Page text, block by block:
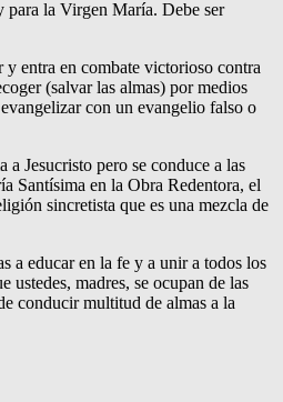
para la Virgen María. Debe ser
y entra en combate victorioso contra
(salvar las almas) por medios
con un evangelio falso o
Jesucristo pero se conduce a las
Santísima en la Obra Redentora, el
sincretista que es una mezcla de
a educar en la fe y a unir a todos los
madres, se ocupan de las
conducir multitud de almas a la